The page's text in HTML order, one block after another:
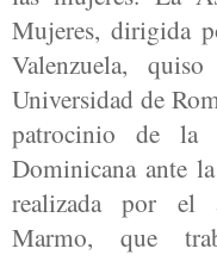
Mujeres, dirigida
Valenzuela,
Universidad de
patrocinio de la
Dominicana ante
realizada por el
Marmo, que